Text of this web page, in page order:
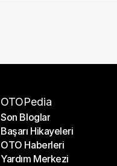
OTOPedia
Son Bloglar
Son Bloglar
Başarı Hikayeleri
Başarı Hikayeleri
OTO Haberleri
OTO Haberleri
Yardım Merkezi